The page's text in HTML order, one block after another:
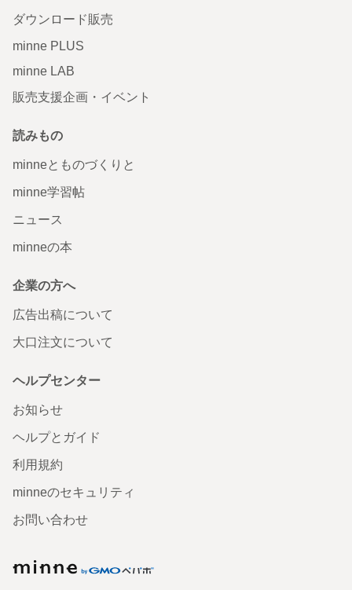
ダウンロード販売
minne PLUS
minne LAB
販売支援企画・イベント
読みもの
minneとものづくりと
minne学習帖
ニュース
minneの本
企業の方へ
広告出稿について
大口注文について
ヘルプセンター
お知らせ
ヘルプとガイド
利用規約
minneのセキュリティ
お問い合わせ